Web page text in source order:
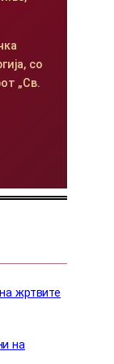
со
„Св.
жртвите
на